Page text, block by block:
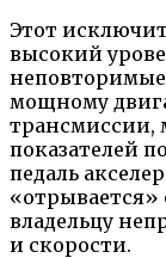
Этот
высокий
мощному
трансмиссии,
показателей
педаль
«отрывается»
владельцу
и скорости.